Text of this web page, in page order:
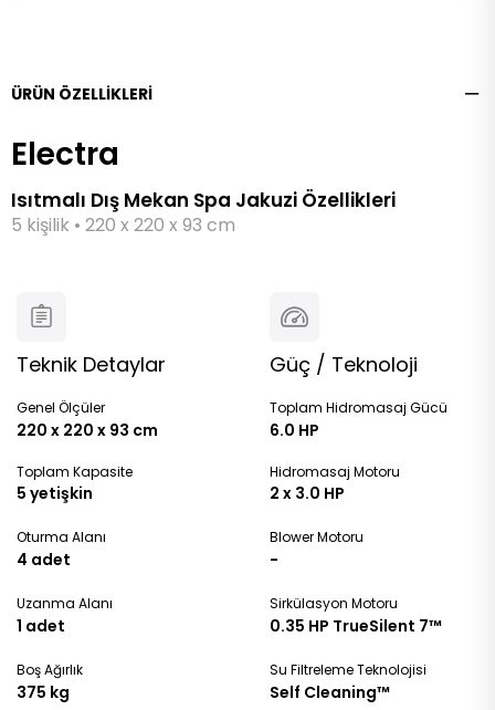
ÜRÜN ÖZELLIKLERI
Electra
Isıtmalı Dış Mekan Spa Jakuzi Özellikleri
5 kişilik • 220 x 220 x 93 cm
Teknik Detaylar
Genel Ölçüler
220 x 220 x 93 cm
Toplam Kapasite
5 yetişkin
Oturma Alanı
4 adet
Uzanma Alanı
1 adet
Boş Ağırlık
375 kg
Güç / Teknoloji
Toplam Hidromasaj Gücü
6.0 HP
Hidromasaj Motoru
2 x 3.0 HP
Blower Motoru
-
Sirkülasyon Motoru
0.35 HP TrueSilent 7™
Su Filtreleme Teknolojisi
Self Cleaning™